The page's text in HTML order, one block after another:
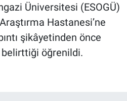
Üniversitesi (ESOGÜ)
Hastanesi’ne
şikâyetinden önce
öğrenildi.